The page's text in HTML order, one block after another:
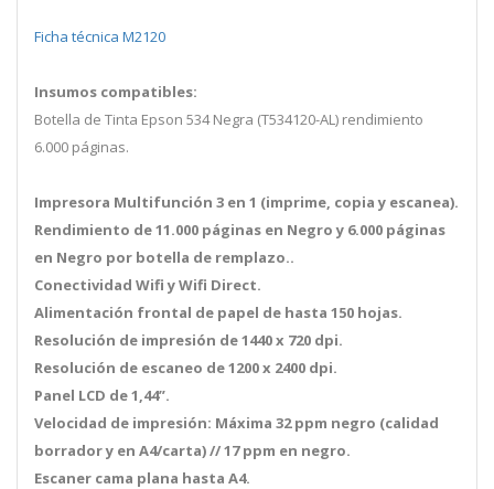
Ficha técnica M2120
Insumos compatibles:
Botella de Tinta Epson 534 Negra (T534120-AL) rendimiento
6.000 páginas.
Impresora Multifunción 3 en 1 (imprime, copia y escanea).
Rendimiento de 11.000 páginas en Negro y 6.000 páginas
en Negro por botella de remplazo..
Conectividad Wifi y Wifi Direct.
Alimentación frontal de papel de hasta 150 hojas.
Resolución de impresión de 1440 x 720 dpi.
Resolución de escaneo de 1200 x 2400 dpi.
Panel LCD de 1,44”.
Velocidad de impresión: Máxima 32 ppm negro (calidad
borrador y en A4/carta) // 17 ppm en negro.
Escaner cama plana hasta A4.